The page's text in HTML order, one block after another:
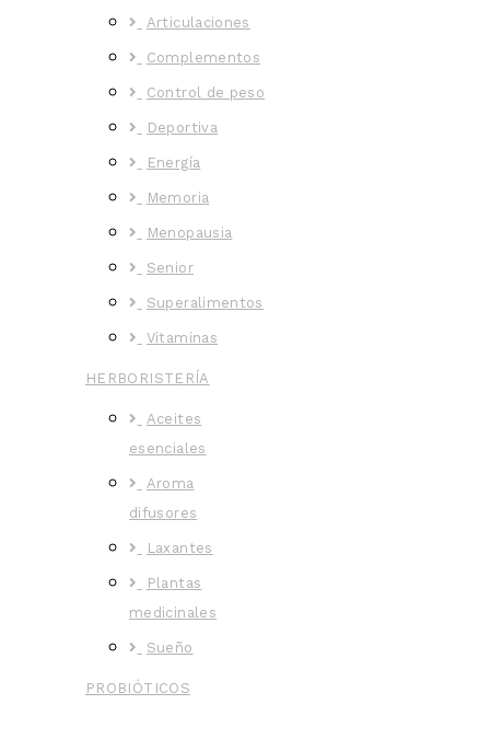
Articulaciones
Complementos
Control de peso
Deportiva
Energía
Memoria
Menopausia
Senior
Superalimentos
Vitaminas
HERBORISTERÍA
Aceites
esenciales
Aroma
difusores
Laxantes
Plantas
medicinales
Sueño
PROBIÓTICOS